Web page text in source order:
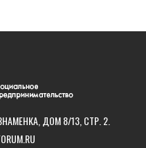
ДОМ 8/13, СТР. 2.